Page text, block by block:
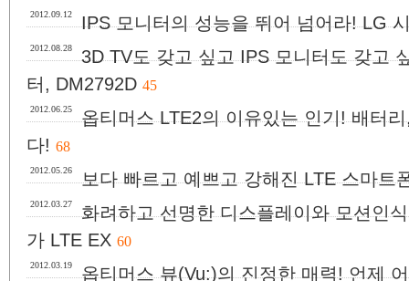
2012.09.12 IPS 모니터의 성능을 뛰어 넘어라! LG
2012.08.28
3D TV도 갖고 싶고 IPS 모니터도 갖고
터, DM2792D 45
2012.06.25
옵티머스 LTE2의 이유있는 인기! 배터
다! 68
2012.05.26 보다 빠르고 예쁘고 강해진 LTE 스마트
2012.03.27
화려하고 선명한 디스플레이와 모션인
가 LTE EX 60
2012.03.19
옵티머스 뷰(Vu:)의 진정한 매력! 언제